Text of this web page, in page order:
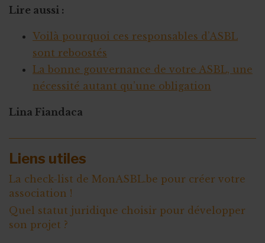
Lire aussi :
Voilà pourquoi ces responsables d’ASBL
sont reboostés
La bonne gouvernance de votre ASBL, une
nécessité autant qu’une obligation
Lina Fiandaca
Liens utiles
La check-list de MonASBL.be pour créer votre
association !
Quel statut juridique choisir pour développer
son projet ?